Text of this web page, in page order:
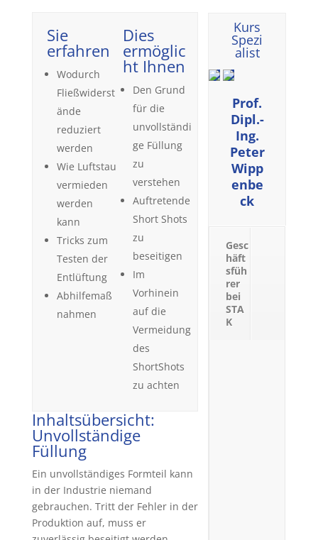
Sie
erfahren
Wodurch
Fließwiderst
ände
reduziert
werden
Wie Luftstau
vermieden
werden
kann
Tricks zum
Testen der
Entlüftung
Abhilfemaß
nahmen
Dies
ermöglic
ht Ihnen
Den Grund
für die
unvollständi
ge Füllung
zu
verstehen
Auftretende
Short Shots
zu
beseitigen
Im
Vorhinein
auf die
Vermeidung
des
ShortShots
zu achten
Inhaltsübersicht:
Unvollständige
Füllung
Ein unvollständiges Formteil kann
in der Industrie niemand
gebrauchen. Tritt der Fehler in der
Produktion auf, muss er
Kurs
Spezi
alist
Prof.
Dipl.-
Ing.
Peter
Wipp
enbe
ck
Gesc
häft
sfüh
rer
bei
STA
K